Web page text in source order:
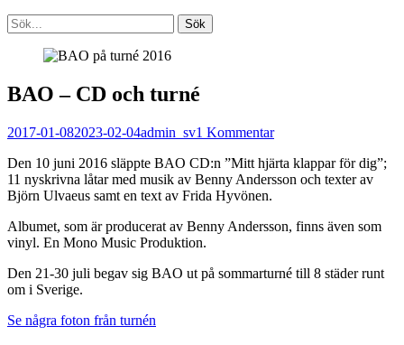
Search
Sök
efter:
BAO – CD och turné
Publicerat
2017-01-082023-02-04Författare
admin_sv1 Kommentar
Den 10 juni 2016 släppte BAO CD:n ”Mitt hjärta klappar för dig”;
11 nyskrivna låtar med musik av Benny Andersson och texter av
Björn Ulvaeus samt en text av Frida Hyvönen.
Albumet, som är producerat av Benny Andersson, finns även som
vinyl. En Mono Music Produktion.
Den 21-30 juli begav sig BAO ut på sommarturné till 8 städer runt
om i Sverige.
Se några foton från turnén